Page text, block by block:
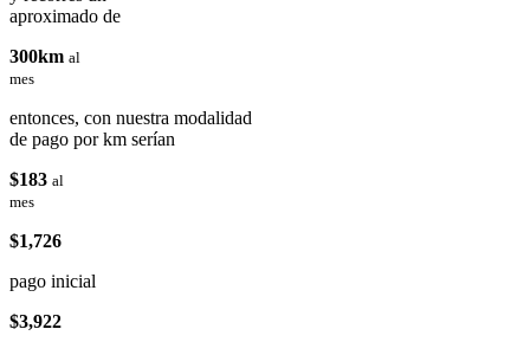
aproximado de
300km al
mes
entonces, con nuestra modalidad
de pago por km serían
$183 al
mes
$1,726
pago inicial
$3,922